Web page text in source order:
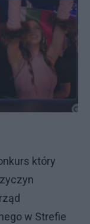
który
w Strefie